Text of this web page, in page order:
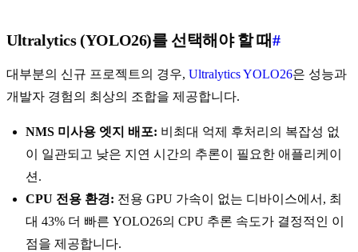
Ultralytics (YOLO26)를 선택해야 할 때#
대부분의 신규 프로젝트의 경우, Ultralytics YOLO26은 성능과
개발자 경험의 최상의 조합을 제공합니다.
NMS 미사용 엣지 배포: 비최대 억제 후처리의 복잡성 없
이 일관되고 낮은 지연 시간의 추론이 필요한 애플리케이
션.
CPU 전용 환경: 전용 GPU 가속이 없는 디바이스에서, 최
대 43% 더 빠른 YOLO26의 CPU 추론 속도가 결정적인 이
점을 제공합니다.